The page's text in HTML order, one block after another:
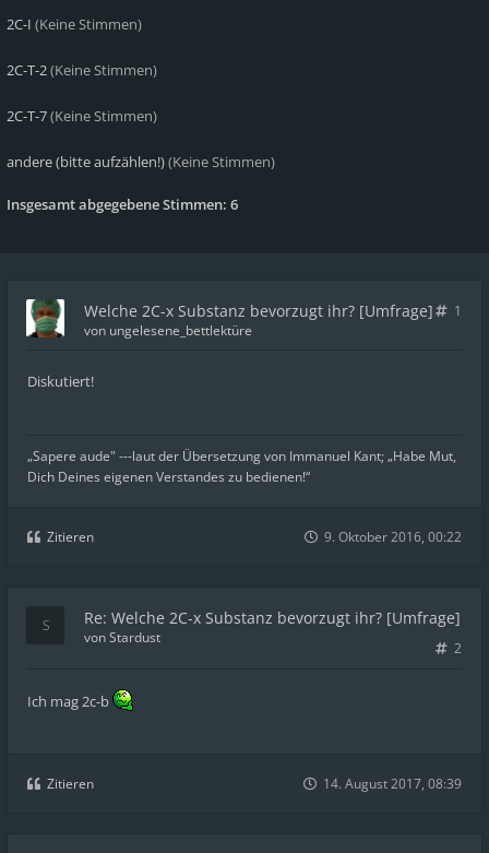
2C-I (Keine Stimmen)
2C-T-2(Keine Stimmen)
2C-T-7(Keine Stimmen)
andere (bitte aufzählen!)(Keine Stimmen)
Insgesamt abgegebene Stimmen: 6
Welche 2C-x Substanz bevorzugt ihr? [Umfrage]
1
von ungelesene_bettlektüre
Diskutiert!
„Sapere aude" ---laut der Übersetzung von Immanuel Kant; „Habe Mut,
Dich Deines eigenen Verstandes zu bedienen!“
Zitieren 9. Oktober 2016, 00:22
Re: Welche 2C-x Substanz bevorzugt ihr? [Umfrage]
2
vonStardust
Ich mag 2c-b
Zitieren 14. August 2017, 08:39